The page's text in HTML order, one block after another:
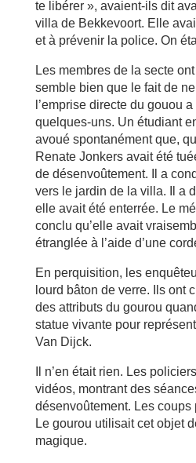
te libérer », avaient-ils dit
villa de Bekkevoort. Elle
et à prévenir la police. On
Les membres de la secte
semble bien que le fait de
l’emprise directe du gouou
quelques-uns. Un étudiant
avoué spontanément que,
Renate Jonkers avait été
de désenvoûtement. Il a
vers le jardin de la villa. Il a
elle avait été enterrée. Le
conclu qu’elle avait
étranglée à l’aide d’une
En perquisition, les
lourd bâton de verre. Ils ont
des attributs du gourou
statue vivante pour
Van Dijck.
Il n’en était rien. Les
vidéos, montrant des
désenvoûtement. Les coups
Le gourou utilisait cet objet
magique.